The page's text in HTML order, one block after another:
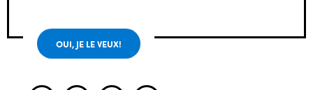
OUI, JE LE VEUX!